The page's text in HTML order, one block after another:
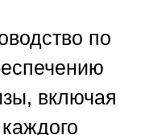
по
включая